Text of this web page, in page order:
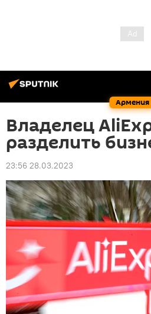
Армения
Владелец
разделить
23:56 28.03.2023